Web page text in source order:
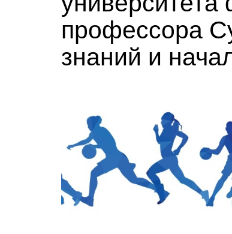
профессора
знаний и